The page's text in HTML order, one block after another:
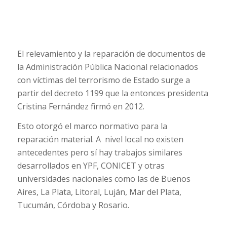
El relevamiento y la reparación de documentos de
la Administración Pública Nacional relacionados
con víctimas del terrorismo de Estado surge a
partir del decreto 1199 que la entonces presidenta
Cristina Fernández firmó en 2012.
Esto otorgó el marco normativo para la
reparación material. A nivel local no existen
antecedentes pero sí hay trabajos similares
desarrollados en YPF, CONICET y otras
universidades nacionales como las de Buenos
Aires, La Plata, Litoral, Luján, Mar del Plata,
Tucumán, Córdoba y Rosario.